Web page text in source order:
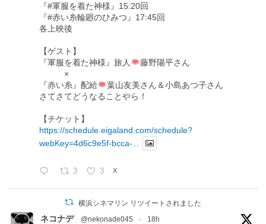
『#軍服を着た神様』15:20回
『#赤い糸輪廻のひみつ』17:45回
各上映後
【ゲスト】
『軍服を着た神様』旅人
藤野陽平さん
×
『赤い糸』配給
葉山友美さん＆小島あつ子さん
さてさてどうなることやら！
【チケット】
https://schedule.eigaland.com/schedule?
webKey=4d6c9e5f-bcca-...
3 3 X
横浜シネマリン リツイートされました
ネコナデ @nekonade045 · 18h